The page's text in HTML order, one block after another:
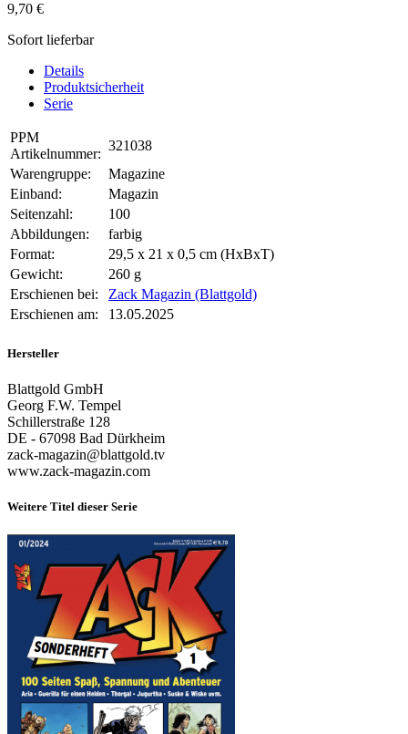
9,70 €
Sofort lieferbar
Details
Produktsicherheit
Serie
PPM
Artikelnummer:
321038
Warengruppe:
Magazine
Einband:
Magazin
Seitenzahl:
100
Abbildungen:
farbig
Format:
29,5 x 21 x 0,5 cm (HxBxT)
Gewicht:
260 g
Erschienen bei:
Zack Magazin (Blattgold)
Erschienen am:
13.05.2025
Hersteller
Blattgold GmbH
Georg F.W. Tempel
Schillerstraße 128
DE - 67098 Bad Dürkheim
zack-magazin@blattgold.tv
www.zack-magazin.com
Weitere Titel dieser Serie